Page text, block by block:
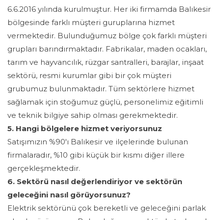
6.6.2016 yılında kurulmuştur. Her iki firmamda Balıkesir
bölgesinde farklı müşteri guruplarına hizmet
vermektedir. Bulunduğumuz bölge çok farklı müşteri
grupları barındırmaktadır. Fabrikalar, maden ocakları,
tarım ve hayvancılık, rüzgar santralleri, barajlar, inşaat
sektörü, resmi kurumlar gibi bir çok müşteri
grubumuz bulunmaktadır. Tüm sektörlere hizmet
sağlamak için stoğumuz güçlü, personelimiz eğitimli
ve teknik bilgiye sahip olması gerekmektedir.
5. Hangi bölgelere hizmet veriyorsunuz
Satışımızın %90'ı Balıkesir ve ilçelerinde bulunan
firmalaradır, %10 gibi küçük bir kısmı diğer illere
gerçekleşmektedir.
6. Sektörü nasıl değerlendiriyor ve sektörün
geleceğini nasıl görüyorsunuz?
Elektrik sektörünü çok bereketli ve geleceğini parlak